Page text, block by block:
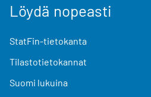
Löydä nopeasti
StatFin-tietokanta
Tilastotietokannat
Suomi lukuina